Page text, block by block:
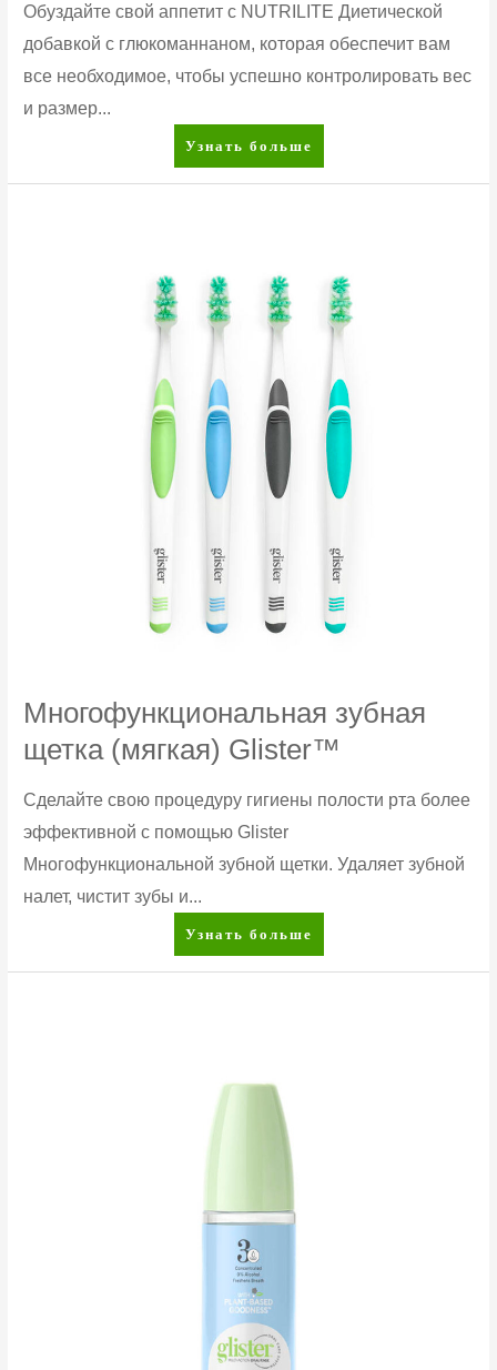
Обуздайте свой аппетит с NUTRILITE Диетической
добавкой с глюкоманнаном, которая обеспечит вам
все необходимое, чтобы успешно контролировать вес
и размер...
Диетическая
добавка
Nutrilite™
Узнать больше
Многофункциональная зубная
щетка (мягкая) Glister™
Сделайте свою процедуру гигиены полости рта более
эффективной с помощью Glister
Многофункциональной зубной щетки. Удаляет зубной
налет, чистит зубы и...
Многофункциональная
зубная
Узнать больше